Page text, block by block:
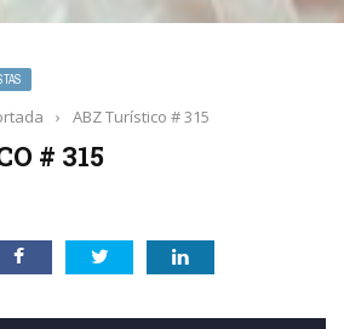
› ABZ Turístico # 315
# 315